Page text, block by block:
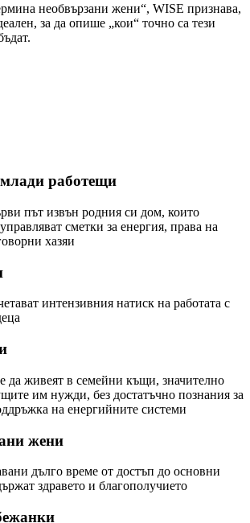
необвързани жени“, WISE признава,
за да опише „кои“ точно са тези
работещи
път извън родния си дом, които
сметки за енергия, права на
хазяи
интензивния натиск на работата с
да живеят в семейни къщи, значително
им нужди, без достатъчно познания за
на енергийните системи
жени
дълго време от достъп до основни
здравето и благополучието